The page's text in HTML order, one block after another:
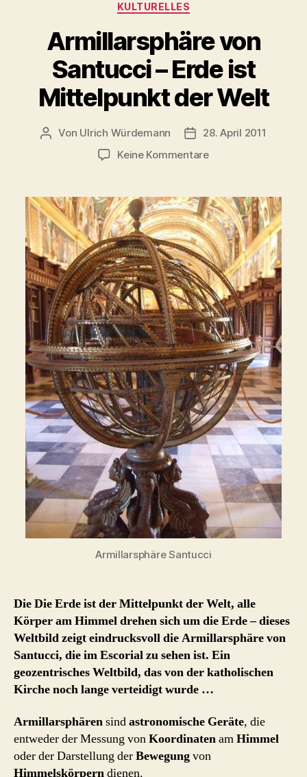
Kategorien
KULTURELLES
Armillarsphäre von
Santucci – Erde ist
Mittelpunkt der Welt
Beitragsautor
Von Ulrich Würdemann Beitragsdatum
28. April 2011
Keine Kommentarezu
Santucci
–
Erde
ist
Mittelpunkt
der
Welt
Armillarsphäre Santucci
Die Die Erde ist der Mittelpunkt der Welt, alle
Körper am Himmel drehen sich um die Erde – dieses
Weltbild zeigt eindrucksvoll die Armillarsphäre von
Santucci, die im Escorial zu sehen ist. Ein
geozentrisches Weltbild, das von der katholischen
Kirche noch lange verteidigt wurde …
Armillarsphärensindastronomische Geräte, die
entweder der Messung vonKoordinatenamHimmel
oder der Darstellung derBewegungvon
Himmelskörperndienen.